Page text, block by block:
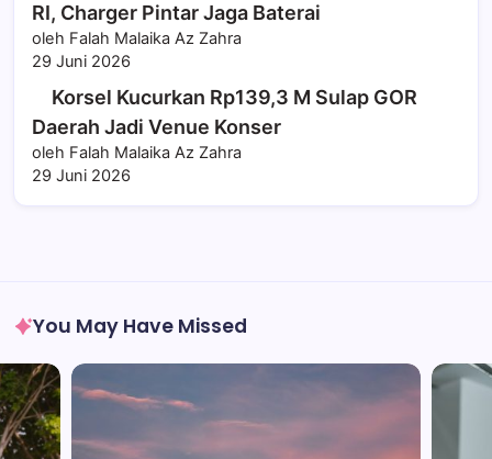
RI, Charger Pintar Jaga Baterai
oleh Falah Malaika Az Zahra
29 Juni 2026
Korsel Kucurkan Rp139,3 M Sulap GOR
Daerah Jadi Venue Konser
oleh Falah Malaika Az Zahra
29 Juni 2026
You May Have Missed